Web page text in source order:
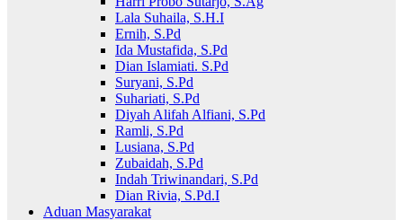
Lala Suhaila, S.H.I
Ernih, S.Pd
Ida Mustafida, S.Pd
Dian Islamiati. S.Pd
Suryani, S.Pd
Suhariati, S.Pd
Diyah Alifah Alfiani, S.Pd
Ramli, S.Pd
Lusiana, S.Pd
Zubaidah, S.Pd
Indah Triwinandari, S.Pd
Dian Rivia, S.Pd.I
Aduan Masyarakat